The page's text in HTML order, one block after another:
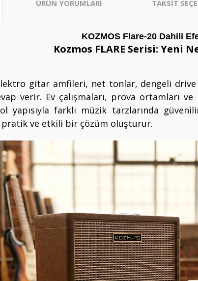
ÜRÜN YORUMLARI TAKSİT
KOZMOS Flare-20 Dahili
Kozmos FLARE Serisi: Yeni
gitar amfileri, net tonlar, dengeli
verir. Ev çalışmaları, prova ortamları
yapısıyla farklı müzik tarzlarında
ve etkili bir çözüm oluşturur.